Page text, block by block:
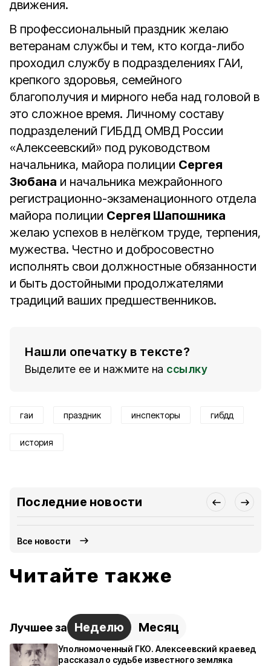
движения.
В профессиональный праздник желаю
ветеранам службы и тем, кто когда-либо
проходил службу в подразделениях ГАИ,
крепкого здоровья, семейного
благополучия и мирного неба над головой в
это сложное время. Личному составу
подразделений ГИБДД ОМВД России
«Алексеевский» под руководством
начальника, майора полиции Сергея
Зюбана и начальника межрайонного
регистрационно-экзаменационного отдела
майора полиции Сергея Шапошника
желаю успехов в нелёгком труде, терпения,
мужества. Честно и добросовестно
исполнять свои должностные обязанности
и быть достойными продолжателями
традиций ваших предшественников.
Нашли опечатку в тексте?
Выделите ее и нажмите на ссылку
гаи праздник инспекторы гибдд
история
Последние новости
Все новости
Читайте также
Лучшее за Неделю Месяц
Уполномоченный ГКО. Алексеевский краевед
рассказал о судьбе известного земляка